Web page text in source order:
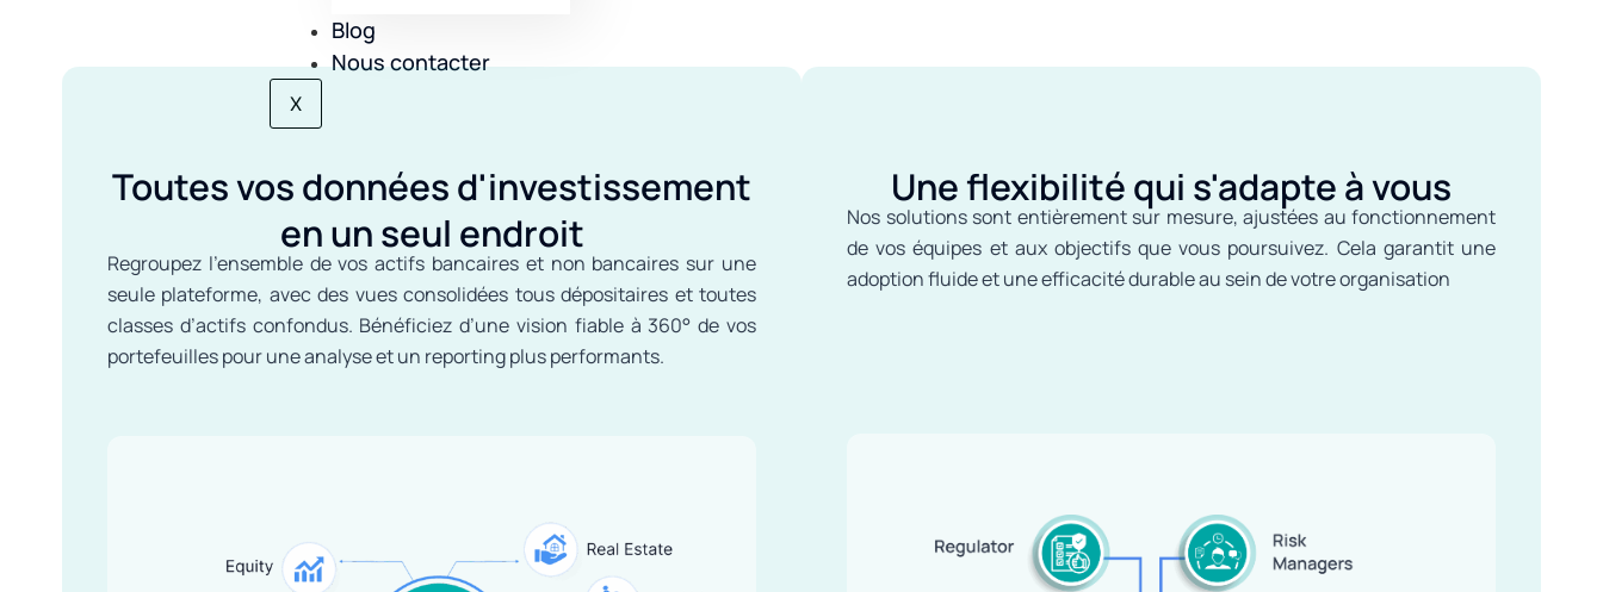
Blog
Nous contacter
X
Toutes vos données d'investissement
en un seul endroit
Regroupez l’ensemble de vos actifs bancaires et non bancaires sur une
seule plateforme, avec des vues consolidées tous dépositaires et toutes
classes d’actifs confondus. Bénéficiez d’une vision fiable à 360° de vos
portefeuilles pour une analyse et un reporting plus performants.
Une flexibilité qui s'adapte à vous
Nos solutions sont entièrement sur mesure, ajustées au fonctionnement
de vos équipes et aux objectifs que vous poursuivez. Cela garantit une
adoption fluide et une efficacité durable au sein de votre organisation